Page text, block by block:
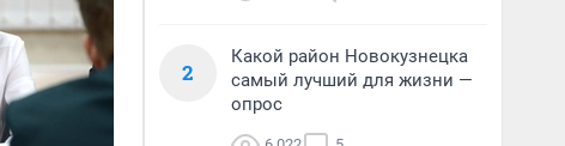
2
Какой район Новокузнецка
самый лучший для жизни —
опрос